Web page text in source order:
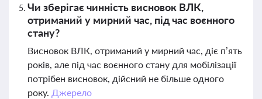
Чи зберігає чинність висновок ВЛК,
отриманий у мирний час, під час воєнного
стану?
Висновок ВЛК, отриманий у мирний час, діє п’ять
років, але під час воєнного стану для мобілізації
потрібен висновок, дійсний не більше одного
року. Джерело